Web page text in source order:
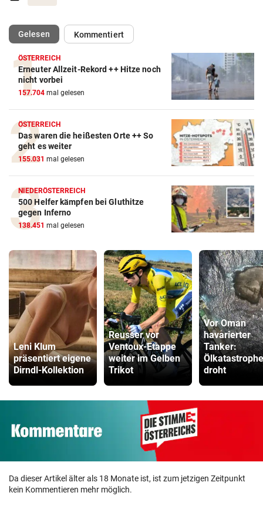
Gelesen(ausgewählt)Kommentiert
ÖSTERREICH
Erneuter Allzeit-Rekord ++ Hitze noch
nicht vorbei
157.704 mal gelesen
ÖSTERREICH
Das waren die heißesten Orte ++ So
geht es weiter
155.031 mal gelesen
NIEDERÖSTERREICH
500 Helfer kämpfen bei Gluthitze
gegen Inferno
138.451 mal gelesen
Leni Klum
präsentiert eigene
Dirndl-Kollektion
Reusser vor
Ventoux-Etappe
weiter im Gelben
Trikot
Vor Oman
havarierter
Tanker:
Ölkatastrophe
droht
Da dieser Artikel älter als 18 Monate ist, ist zum jetzigen Zeitpunkt
kein Kommentieren mehr möglich.